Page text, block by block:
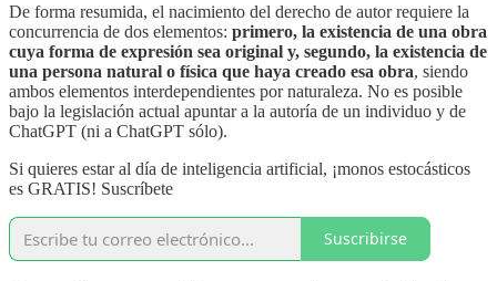
De forma resumida, el nacimiento del derecho de autor requiere la
concurrencia de dos elementos: primero, la existencia de una obra
cuya forma de expresión sea original y, segundo, la existencia de
una persona natural o física que haya creado esa obra, siendo
ambos elementos interdependientes por naturaleza. No es posible
bajo la legislación actual apuntar a la autoría de un individuo y de
ChatGPT (ni a ChatGPT sólo).
Si quieres estar al día de inteligencia artificial, ¡monos estocásticos
es GRATIS! Suscríbete
Suscribirse